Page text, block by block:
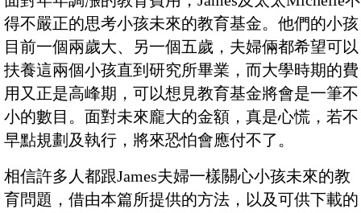
得不嚴正的思考小孩未來的教育基金。他們的小孩
目前一個兩歲大、另一個五歲，夫婦倆都希望可以
扶養這兩個小孩直到研究所畢業，而大學時期的費
用又正是高峰期，可以想見教育基金將會是一筆不
小的數目。面對未來龐大的金額，真是心慌，若不
早點規劃及執行，將來恐怕會應付不了。
相信許多人都跟James夫婦一樣關心小孩未來的教
育問題，借由本篇所提供的方法，以及可供下載的